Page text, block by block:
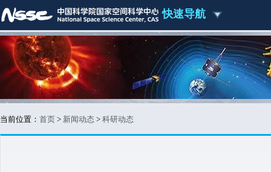
快速导航
当前位置： 首页 > 新闻动态 > 科研动态